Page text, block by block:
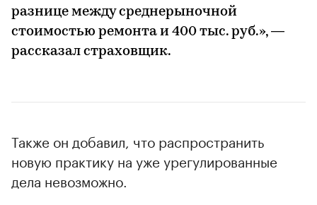
разнице между среднерыночной
стоимостью ремонта и 400 тыс. руб.», —
рассказал страховщик.
Также он добавил, что распространить
новую практику на уже урегулированные
дела невозможно.